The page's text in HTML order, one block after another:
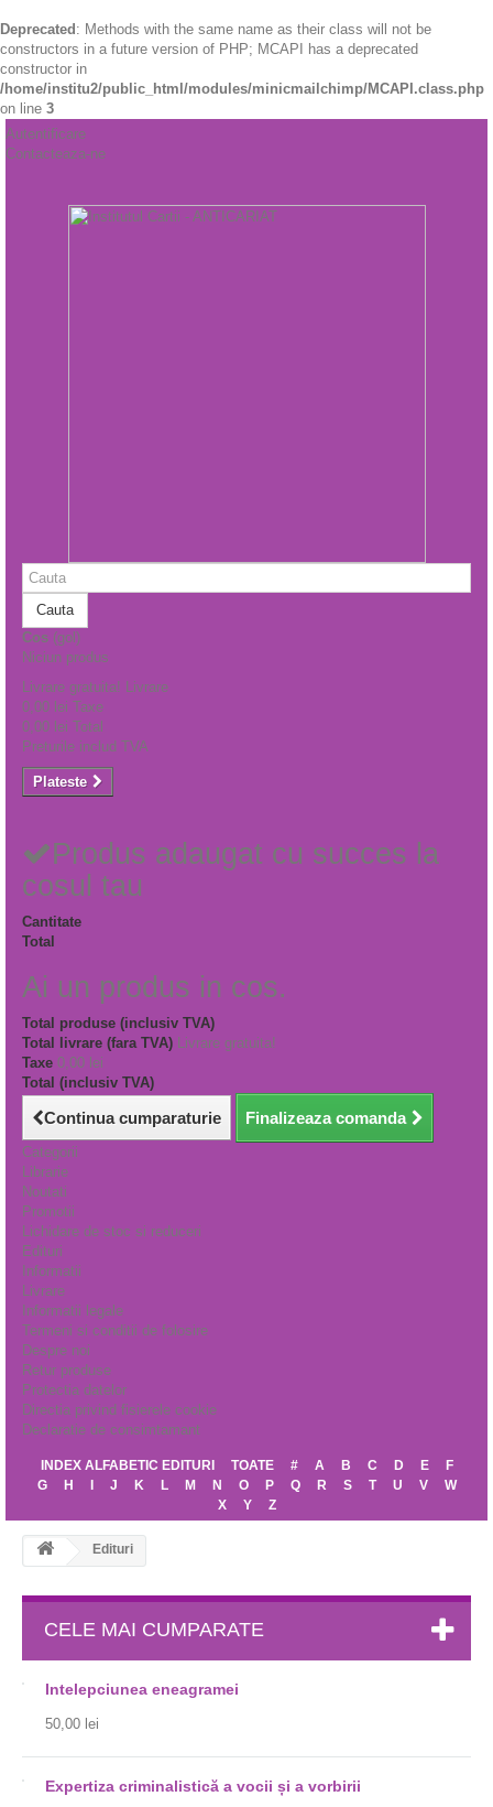
Deprecated : Methods with the same name as their class will not be
constructors in a future version of PHP; MCAPI has a deprecated
constructor in
/home/institu2/public_html/modules/minicmailchimp/MCAPI.class.php
on line 3
Autentificare
Contacteaza-ne
Cauta
Cos (gol)
Niciun produs
Livrare gratuita! Livrare
0,00 lei Taxe
0,00 lei Total
Preturile includ TVA
Plateste
Produs adaugat cu succes la
cosul tau
Cantitate
Total
Ai un produs in cos.
Total produse (inclusiv TVA)
Total livrare (fara TVA) Livrare gratuita!
Taxe 0,00 lei
Total (inclusiv TVA)
Continua cumparaturie Finalizeaza comanda
Categorii
Librarie
Noutati
Promotii
Lichidare de stoc si reduceri
Edituri
Informatii
Livrare
Informatii legale
Termeni si conditii de folosire
Despre noi
Retur produse
Protectia datelor
Directia privind fisierele cookie
Declaratie de consimtamant
INDEX ALFABETIC EDITURI TOATE # A B C D E
F
G
H J K L M N O P Q R S T U V
W
X
Y Z
Edituri
CELE MAI CUMPARATE
Intelepciunea eneagramei
50,00 lei
Expertiza criminalistică a vocii și a vorbirii